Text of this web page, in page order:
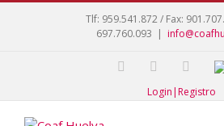
Tlf: 959.541.872 / Fax:
697.760.093 |
Login|Registro